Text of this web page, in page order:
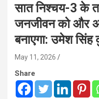
सात निश्चय-3 के
जनजीवन को और
बनाएगा: उमेश सिंह
May 11, 2026
Share